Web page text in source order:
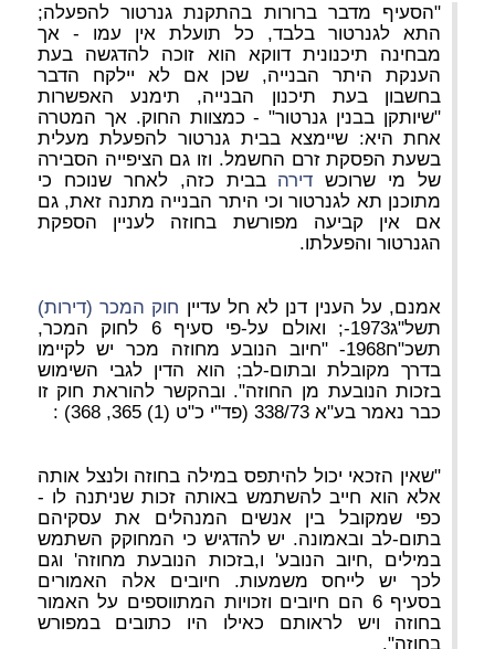
"הסעיף מדבר ברורות בהתקנת גנרטור להפעלה;
התא לגנרטור בלבד, כל תועלת אין עמו - אך
מבחינה תיכנונית דווקא הוא זוכה להדגשה בעת
הענקת היתר הבנייה, שכן אם לא יילקח הדבר
בחשבון בעת תיכנון הבנייה, תימנע האפשרות
"שיותקן בבנין גנרטור" - כמצוות החוק. אך המטרה
אחת היא: שיימצא בבית גנרטור להפעלת מעלית
בשעת הפסקת זרם החשמל. וזו גם הציפייה הסבירה
של מי שרוכש דירה בבית כזה, לאחר שנוכח כי
מתוכנן תא לגנרטור וכי היתר הבנייה מתנה זאת, גם
אם אין קביעה מפורשת בחוזה לעניין הספקת
הגנרטור והפעלתו.
אמנם, על הענין דנן לא חל עדיין חוק המכר (דירות)
תשל"ג1973-; ואולם על-פי סעיף 6 לחוק המכר,
תשכ"ח1968- "חיוב הנובע מחוזה מכר יש לקיימו
בדרך מקובלת ובתום-לב; הוא הדין לגבי השימוש
בזכות הנובעת מן החוזה". ובהקשר להוראת חוק זו
כבר נאמר בע"א 338/73 (פד"י כ"ט (1) 365, 368) :
"שאין הזכאי יכול להיתפס במילה בחוזה ולנצל אותה
אלא הוא חייב להשתמש באותה זכות שניתנה לו -
כפי שמקובל בין אנשים המנהלים את עסקיהם
בתום-לב ובאמונה. יש להדגיש כי המחוקק השתמש
במילים ,חיוב הנובע' ו,בזכות הנובעת מחוזה' וגם
לכך יש לייחס משמעות. חיובים אלה האמורים
בסעיף 6 הם חיובים וזכויות המתווספים על האמור
בחוזה ויש לראותם כאילו היו כתובים במפורש
בחוזה".